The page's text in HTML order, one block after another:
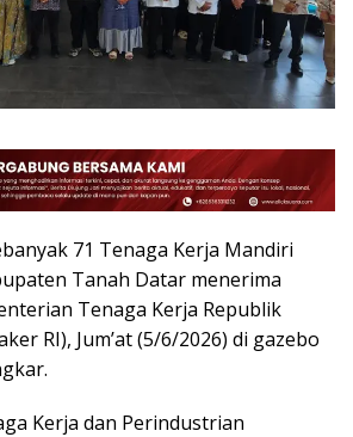
71 Tenaga Kerja Mandiri
Tanah Datar menerima
Tenaga Kerja Republik
RI), Jum’at (5/6/2026) di gazebo
Kerja dan Perindustrian